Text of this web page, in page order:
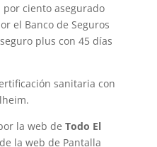
por ciento asegurado
el Banco de Seguros
plus con 45 días
sanitaria con
la web de Todo El
la web de Pantalla